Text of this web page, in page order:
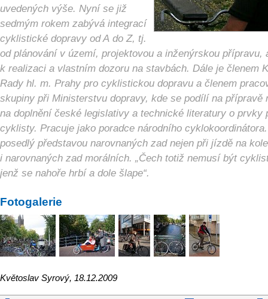
uvedených výše. Nyní se již
sedmým rokem zabývá integrací
cyklistické dopravy od A do Z, tj.
od plánování v území, projektovou a inženýrskou přípravu,
k realizaci a vlastním dozoru na stavbách. Dále je členem
Rady hl. m. Prahy pro cyklistickou dopravu a členem
skupiny při Ministerstvu dopravy, kde se podílí na přípravě
na doplnění české legislativy a technické literatury o prvky
cyklisty. Pracuje jako poradce národního
posedlý představou narovnaných zad nejen při jízdě na
i narovnaných zad morálních. „Čech totiž nemusí být
jenž se nahoře hrbí a dole šlape“.
Fotogalerie
Květoslav Syrový, 18.12.2009